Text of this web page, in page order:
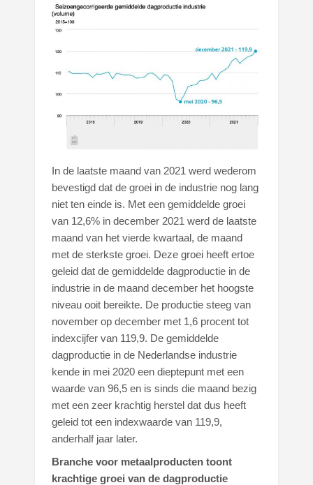
In de laatste maand van 2021 werd wederom
bevestigd dat de groei in de industrie nog lang
niet ten einde is. Met een gemiddelde groei
van 12,6% in december 2021 werd de laatste
maand van het vierde kwartaal, de maand
met de sterkste groei. Deze groei heeft ertoe
geleid dat de gemiddelde dagproductie in de
industrie in de maand december het hoogste
niveau ooit bereikte. De productie steeg van
november op december met 1,6 procent tot
indexcijfer van 119,9. De gemiddelde
dagproductie in de Nederlandse industrie
kende in mei 2020 een dieptepunt met een
waarde van 96,5 en is sinds die maand bezig
met een zeer krachtig herstel dat dus heeft
geleid tot een indexwaarde van 119,9,
anderhalf jaar later.
Branche voor metaalproducten toont
krachtige groei van de dagproductie